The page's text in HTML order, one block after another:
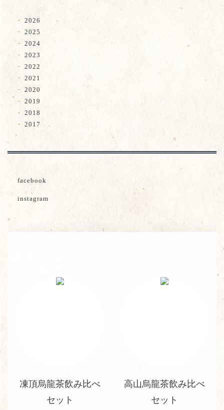
2026
2025
2024
2023
2022
2021
2020
2019
2018
2017
facebook
instagram
凍頂烏龍茶飲み比べ
セット
高山烏龍茶飲み比べ
セット